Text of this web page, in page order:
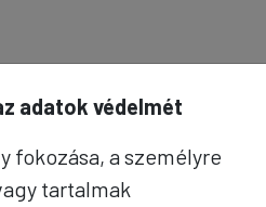
adatok védelmét
fokozása, a személyre
tartalmak